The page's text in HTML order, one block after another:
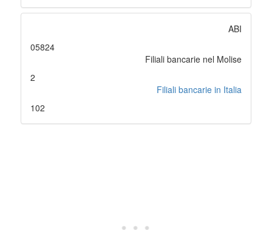
ABI
05824
Filiali bancarie nel Molise
2
Filiali bancarie in Italia
102